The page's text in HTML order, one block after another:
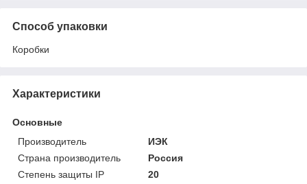
Способ упаковки
Коробки
Характеристики
Основные
Производитель
ИЭК
Страна производитель
Россия
Степень защиты IP
20